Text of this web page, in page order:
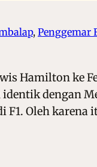
, Penggemar
Hamilton ke
dengan
Oleh karena